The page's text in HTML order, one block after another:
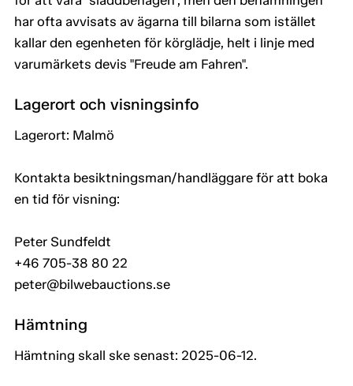
har ofta avvisats av ägarna till bilarna som istället
kallar den egenheten för körglädje, helt i linje med
varumärkets devis "Freude am Fahren".
Lagerort och visningsinfo
Lagerort: Malmö
Kontakta besiktningsman/handläggare för att boka
en tid för visning:
Peter Sundfeldt
+46 705-38 80 22
peter@bilwebauctions.se
Hämtning
Hämtning skall ske senast: 2025-06-12.